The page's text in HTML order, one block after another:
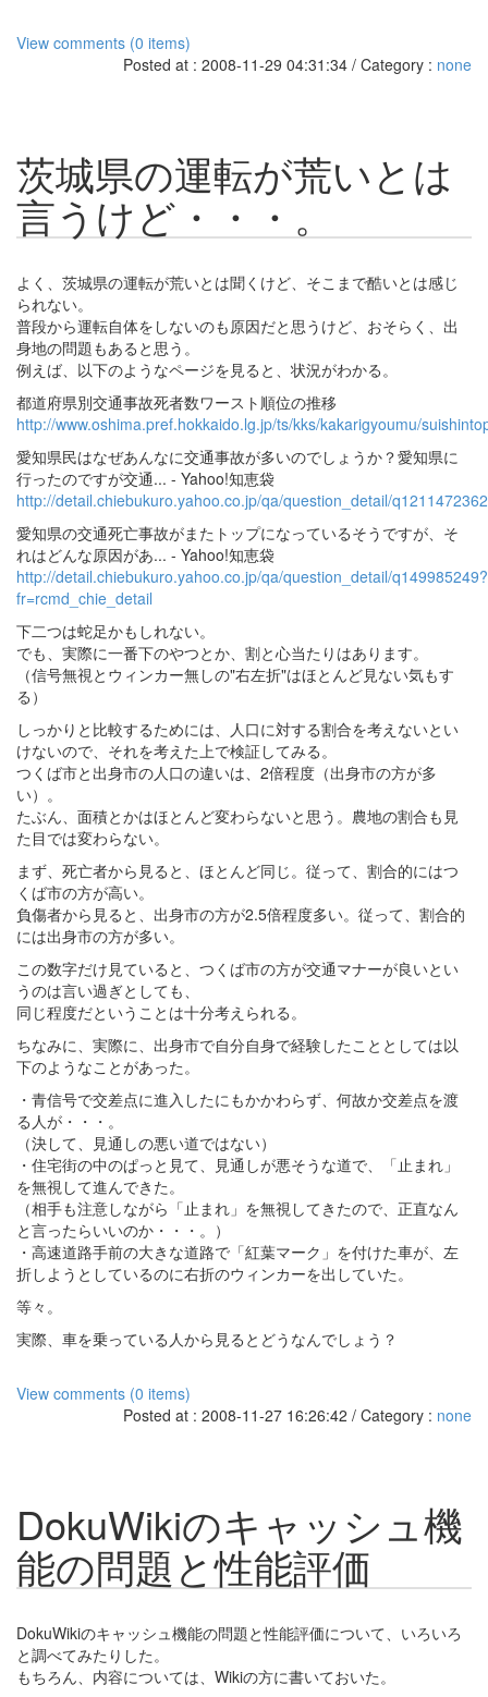
View comments (0 items)
Posted at : 2008-11-29 04:31:34 / Category : none
茨城県の運転が荒いとは
言うけど・・・。
よく、茨城県の運転が荒いとは聞くけど、そこまで酷いとは感じ
られない。
普段から運転自体をしないのも原因だと思うけど、おそらく、出
身地の問題もあると思う。
例えば、以下のようなページを見ると、状況がわかる。
都道府県別交通事故死者数ワースト順位の推移
http://www.oshima.pref.hokkaido.lg.jp/ts/kks/kakarigyoumu/
愛知県民はなぜあんなに交通事故が多いのでしょうか？愛知県に
行ったのですが交通... - Yahoo!知恵袋
http://detail.chiebukuro.yahoo.co.jp/qa/question_detail/q1211472362
愛知県の交通死亡事故がまたトップになっているそうですが、そ
れはどんな原因があ... - Yahoo!知恵袋
http://detail.chiebukuro.yahoo.co.jp/qa/question_detail/q149985249?
fr=rcmd_chie_detail
下二つは蛇足かもしれない。
でも、実際に一番下のやつとか、割と心当たりはあります。
（信号無視とウィンカー無しの"右左折"はほとんど見ない気もす
る）
しっかりと比較するためには、人口に対する割合を考えないとい
けないので、それを考えた上で検証してみる。
つくば市と出身市の人口の違いは、2倍程度（出身市の方が多
い）。
たぶん、面積とかはほとんど変わらないと思う。農地の割合も見
た目では変わらない。
まず、死亡者から見ると、ほとんど同じ。従って、割合的にはつ
くば市の方が高い。
負傷者から見ると、出身市の方が2.5倍程度多い。従って、割合的
には出身市の方が多い。
この数字だけ見ていると、つくば市の方が交通マナーが良いとい
うのは言い過ぎとしても、
同じ程度だということは十分考えられる。
ちなみに、実際に、出身市で自分自身で経験したこととしては以
下のようなことがあった。
・青信号で交差点に進入したにもかかわらず、何故か交差点を渡
る人が・・・。
（決して、見通しの悪い道ではない）
・住宅街の中のぱっと見て、見通しが悪そうな道で、「止まれ」
を無視して進んできた。
（相手も注意しながら「止まれ」を無視してきたので、正直なん
と言ったらいいのか・・・。）
・高速道路手前の大きな道路で「紅葉マーク」を付けた車が、左
折しようとしているのに右折のウィンカーを出していた。
等々。
実際、車を乗っている人から見るとどうなんでしょう？
View comments (0 items)
Posted at : 2008-11-27 16:26:42 / Category : none
DokuWikiのキャッシュ機
能の問題と性能評価
DokuWikiのキャッシュ機能の問題と性能評価について、いろいろ
と調べてみたりした。
もちろん、内容については、Wikiの方に書いておいた。